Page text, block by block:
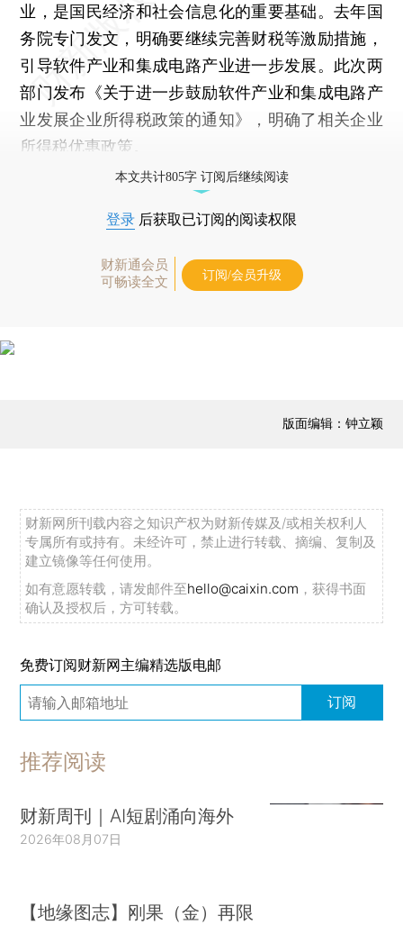
业，是国民经济和社会信息化的重要基础。去年国
务院专门发文，明确要继续完善财税等激励措施，
引导软件产业和集成电路产业进一步发展。此次两
部门发布《关于进一步鼓励软件产业和集成电路产
业发展企业所得税政策的通知》，明确了相关企业
所得税优惠政策。
本文共计805字 订阅后继续阅读
登录 后获取已订阅的阅读权限
财新通会员
可畅读全文
订阅/会员升级
版面编辑：钟立颖
财新网所刊载内容之知识产权为财新传媒及/或相关权利人
专属所有或持有。未经许可，禁止进行转载、摘编、复制及
建立镜像等任何使用。
如有意愿转载，请发邮件至hello@caixin.com ，获得书面
确认及授权后，方可转载。
免费订阅财新网主编精选版电邮
订阅
推荐阅读
财新周刊｜AI短剧涌向海外
2026年08月07日
【地缘图志】刚果（金）再限